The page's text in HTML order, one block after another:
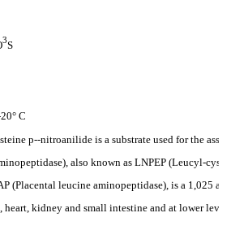
3S
C
p--nitroanilide is a substrate used for the
also known as LNPEP (Leucyl-
(Placental leucine aminopeptidase), is a 1,025
heart, kidney and small intestine and at lower